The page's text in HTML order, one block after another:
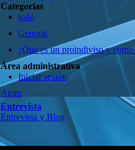
Categorías
todo
General
¿Que es un proindiviso y como
Área administrativa
Iniciar sesión
Atom
Entrevista
Entrevista y Blog